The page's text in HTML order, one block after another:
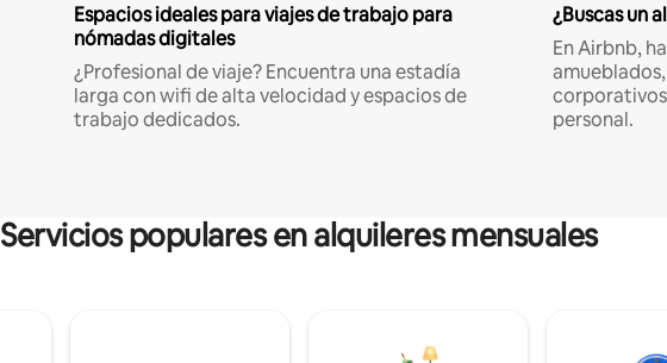
Espacios ideales para viajes de trabajo para
nómadas digitales
¿Profesional de viaje? Encuentra una estadía
larga con wifi de alta velocidad y espacios de
trabajo dedicados.
¿Buscas un
En Airbnb,
personal.
Servicios populares en alquileres mensuales